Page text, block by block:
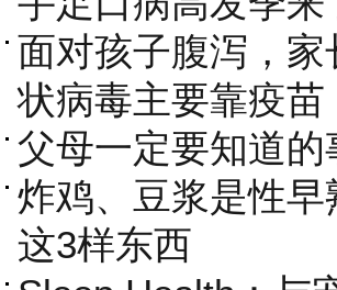
面对孩子腹泻，
状病毒主要靠疫苗
父母一定要知道
炸鸡、豆浆是性早
这3样东西